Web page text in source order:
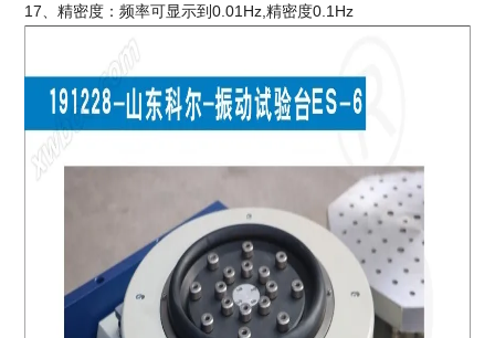
17、精密度：频率可显示到0.01Hz,精密度0.1Hz